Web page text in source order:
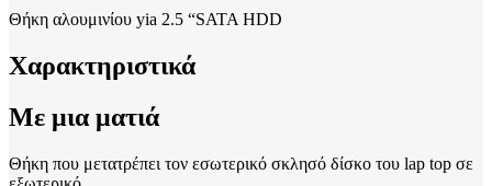
Θήκη αλουμινίου yia 2.5 “SATA HDD
Χαρακτηριστικά
Με μια ματιά
Θήκη που μετατρέπει τον εσωτερικό σκλησό δίσκο του lap top σε